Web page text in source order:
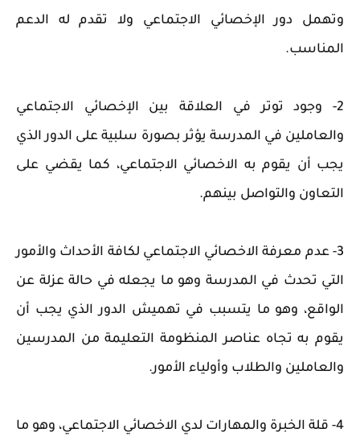
وتهمل دور الإخصائي الاجتماعي ولا تقدم له الدعم
المناسب.
2- وجود توتر في العلاقة بين الإخصائي الاجتماعي
والعاملين في المدرسة يؤثر بصورة سلبية على الدور الذي
يجب أن يقوم به الاخصائي الاجتماعي، كما يقضي على
التعاون والتواصل بينهم.
3- عدم معرفة الاخصائي الاجتماعي لكافة الأحداث والأمور
التي تحدث في المدرسة وهو ما يجعله في حالة عزلة عن
الواقع، وهو ما يتسبب في تهميش الدور الذي يجب أن
يقوم به تجاه عناصر المنظومة التعليمة من المدرسين
والعاملين والطلاب وأولياء الأمور.
4- قلة الخبرة والمهارات لدي الاخصائي الاجتماعي، وهو ما